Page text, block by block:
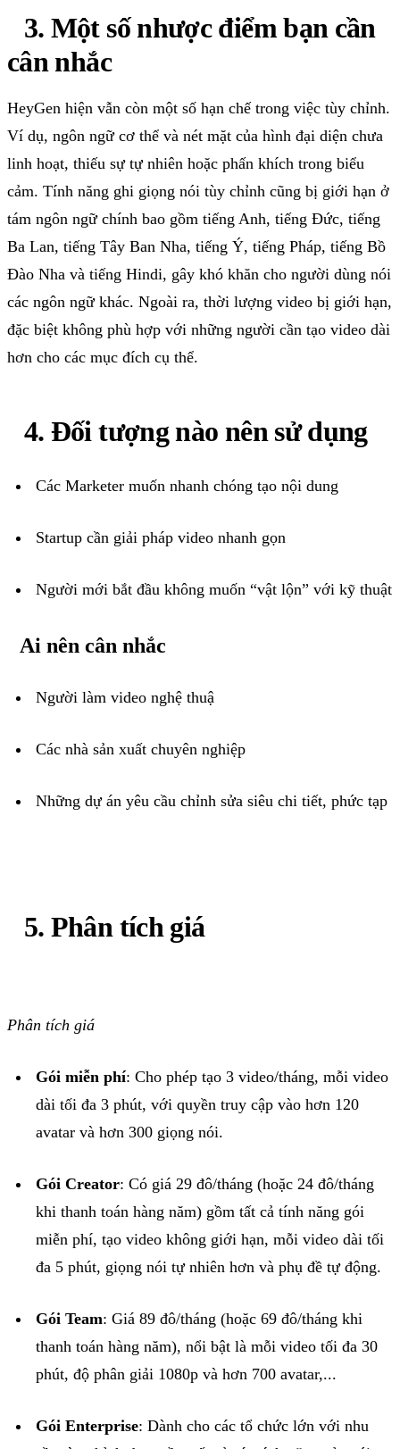
3. Một số nhược điểm bạn cần
cân nhắc
HeyGen hiện vẫn còn một số hạn chế trong việc tùy chỉnh.
Ví dụ, ngôn ngữ cơ thể và nét mặt của hình đại diện chưa
linh hoạt, thiếu sự tự nhiên hoặc phấn khích trong biểu
cảm. Tính năng ghi giọng nói tùy chỉnh cũng bị giới hạn ở
tám ngôn ngữ chính bao gồm tiếng Anh, tiếng Đức, tiếng
Ba Lan, tiếng Tây Ban Nha, tiếng Ý, tiếng Pháp, tiếng Bồ
Đào Nha và tiếng Hindi, gây khó khăn cho người dùng nói
các ngôn ngữ khác. Ngoài ra, thời lượng video bị giới hạn,
đặc biệt không phù hợp với những người cần tạo video dài
hơn cho các mục đích cụ thể.
4. Đối tượng nào nên sử dụng
Các Marketer muốn nhanh chóng tạo nội dung
Startup cần giải pháp video nhanh gọn
Người mới bắt đầu không muốn “vật lộn” với kỹ thuật
Ai nên cân nhắc
Người làm video nghệ thuậ
Các nhà sản xuất chuyên nghiệp
Những dự án yêu cầu chỉnh sửa siêu chi tiết, phức tạp
5. Phân tích giá
Phân tích giá
Gói miễn phí: Cho phép tạo 3 video/tháng, mỗi video
dài tối đa 3 phút, với quyền truy cập vào hơn 120
avatar và hơn 300 giọng nói.
Gói Creator: Có giá 29 đô/tháng (hoặc 24 đô/tháng
khi thanh toán hàng năm) gồm tất cả tính năng gói
miễn phí, tạo video không giới hạn, mỗi video dài tối
đa 5 phút, giọng nói tự nhiên hơn và phụ đề tự động.
Gói Team: Giá 89 đô/tháng (hoặc 69 đô/tháng khi
thanh toán hàng năm), nổi bật là mỗi video tối đa 30
phút, độ phân giải 1080p và hơn 700 avatar,...
Gói Enterprise: Dành cho các tổ chức lớn với nhu